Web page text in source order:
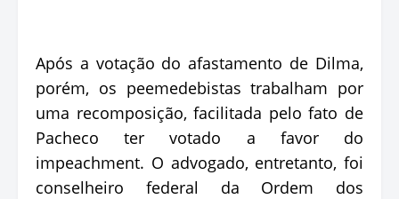
Após a votação do afastamento de Dilma,
porém, os peemedebistas trabalham por
uma recomposição, facilitada pelo fato de
Pacheco ter votado a favor do
impeachment. O advogado, entretanto, foi
conselheiro federal da Ordem dos